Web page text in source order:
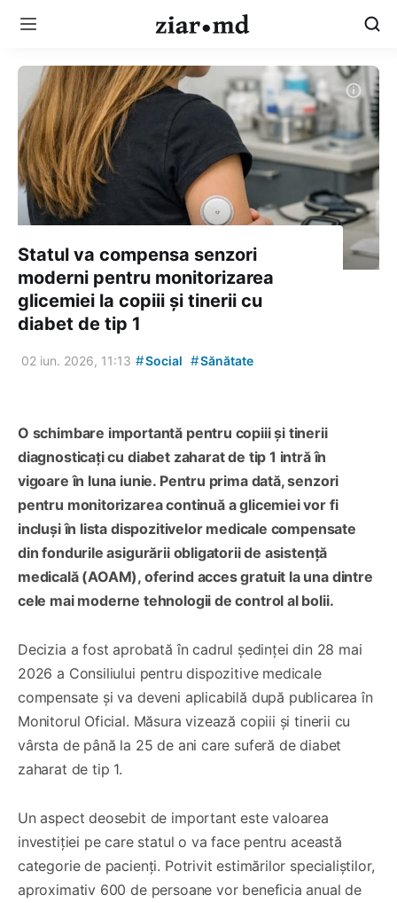
Statul va compensa senzori
moderni pentru monitorizarea
glicemiei la copiii și tinerii cu
diabet de tip 1
02 iun. 2026, 11:13 #Social #Sănătate
O schimbare importantă pentru copiii și tinerii
diagnosticați cu diabet zaharat de tip 1 intră în
vigoare în luna iunie. Pentru prima dată, senzori
pentru monitorizarea continuă a glicemiei vor fi
incluși în lista dispozitivelor medicale compensate
din fondurile asigurării obligatorii de asistență
medicală (AOAM), oferind acces gratuit la una dintre
cele mai moderne tehnologii de control al bolii.
Decizia a fost aprobată în cadrul ședinței din 28 mai
2026 a Consiliului pentru dispozitive medicale
compensate și va deveni aplicabilă după publicarea în
Monitorul Oficial. Măsura vizează copiii și tinerii cu
vârsta de până la 25 de ani care suferă de diabet
zaharat de tip 1.
Un aspect deosebit de important este valoarea
investiției pe care statul o va face pentru această
categorie de pacienți. Potrivit estimărilor specialiștilor,
aproximativ 600 de persoane vor beneficia anual de